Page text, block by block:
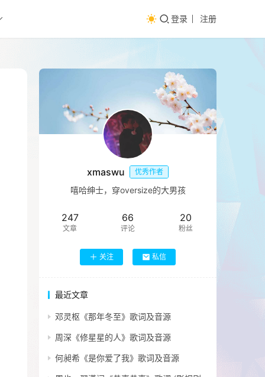
登录 注册
xmaswu 优秀作者
嘻哈绅士，穿oversize的大男孩
247
文章
66
评论
20
粉丝
关注 私信
最近文章
邓灵枢《那年冬至》歌词及音源
周深《修星星的人》歌词及音源
何昶希《是你爱了我》歌词及音源